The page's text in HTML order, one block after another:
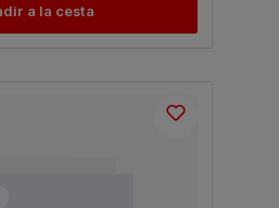
a la cesta